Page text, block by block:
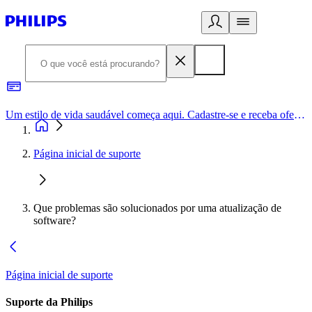
Um estilo de vida saudável começa aqui. Cadastre-se e receba ofertas exclusivas.
Página inicial de suporte
Que problemas são solucionados por uma atualização de
software?
Página inicial de suporte
Suporte da Philips